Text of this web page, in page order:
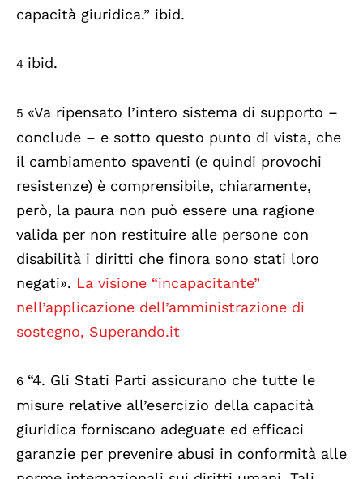
capacità giuridica.” ibid.
4 ibid.
5 «Va ripensato l’intero sistema di supporto –
conclude – e sotto questo punto di vista, che
il cambiamento spaventi (e quindi provochi
resistenze) è comprensibile, chiaramente,
però, la paura non può essere una ragione
valida per non restituire alle persone con
disabilità i diritti che finora sono stati loro
negati». La visione “incapacitante”
nell’applicazione dell’amministrazione di
sostegno, Superando.it
6 “4. Gli Stati Parti assicurano che tutte le
misure relative all’esercizio della capacità
giuridica forniscano adeguate ed efficaci
garanzie per prevenire abusi in conformità alle